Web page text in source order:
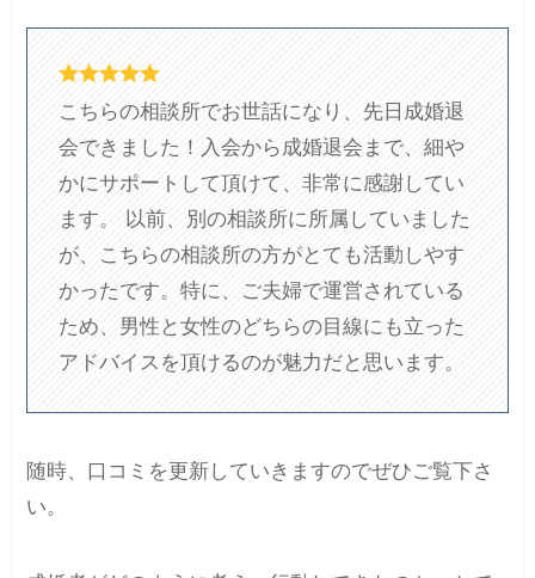
こちらの相談所でお世話になり、先日成婚退
会できました！入会から成婚退会まで、細や
かにサポートして頂けて、非常に感謝してい
ます。 以前、別の相談所に所属していました
が、こちらの相談所の方がとても活動しやす
かったです。特に、ご夫婦で運営されている
ため、男性と女性のどちらの目線にも立った
アドバイスを頂けるのが魅力だと思います。
随時、口コミを更新していきますのでぜひご覧下さ
い。